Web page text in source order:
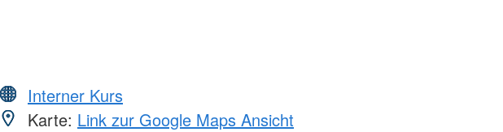
Interner Kurs
Karte: Link zur Google Maps Ansicht